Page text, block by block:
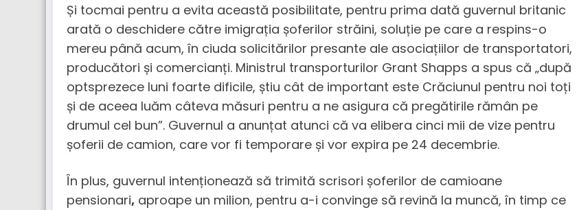
Și tocmai pentru a evita această posibilitate, pentru prima dată guvernul britanic
arată o deschidere către imigrația șoferilor străini, soluție pe care a respins-o
mereu până acum, în ciuda solicitărilor presante ale asociațiilor de transportatori,
producători și comercianți. Ministrul transporturilor Grant Shapps a spus că „după
optsprezece luni foarte dificile, știu cât de important este Crăciunul pentru noi toți
și de aceea luăm câteva măsuri pentru a ne asigura că pregătirile rămân pe
drumul cel bun”. Guvernul a anunțat atunci că va elibera cinci mii de vize pentru
șoferii de camion, care vor fi temporare și vor expira pe 24 decembrie.
În plus, guvernul intenționează să trimită scrisori șoferilor de camioane
pensionari, aproape un milion, pentru a-i convinge să revină la muncă, în timp ce